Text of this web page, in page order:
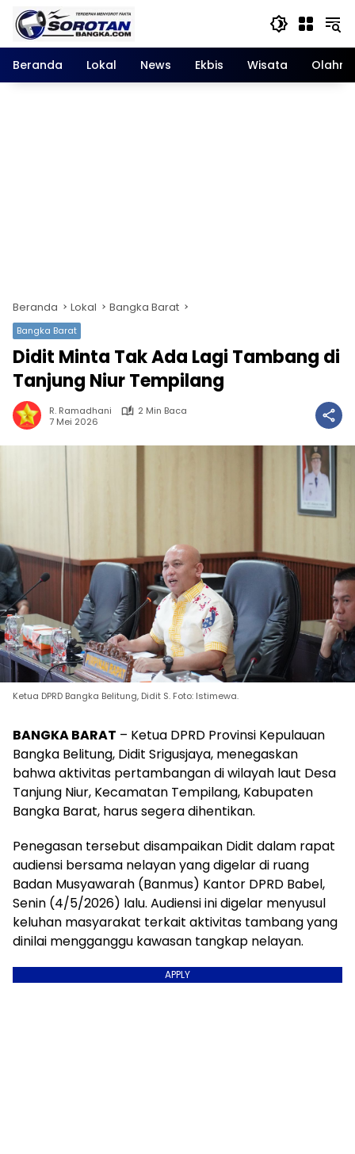
Langsung
konten
Beranda
Lokal News Ekbis Wisata
Beranda Lokal Bangka Barat
Bangka Barat
Didit Minta Tak Ada Lagi Tambang di
Tanjung Niur Tempilang
R. Ramadhani
2 Min Baca
7 Mei 2026
Ketua DPRD Bangka Belitung, Didit S. Foto: Istimewa.
BANGKA BARAT – Ketua DPRD Provinsi Kepulauan
Bangka Belitung, Didit Srigusjaya, menegaskan
bahwa aktivitas pertambangan di wilayah laut Desa
Tanjung Niur, Kecamatan Tempilang, Kabupaten
Bangka Barat, harus segera dihentikan.
Penegasan tersebut disampaikan Didit dalam rapat
audiensi bersama nelayan yang digelar di ruang
Badan Musyawarah (Banmus) Kantor DPRD Babel,
Senin (4/5/2026) lalu. Audiensi ini digelar menyusul
keluhan masyarakat terkait aktivitas tambang yang
dinilai mengganggu kawasan tangkap nelayan.
APPLY